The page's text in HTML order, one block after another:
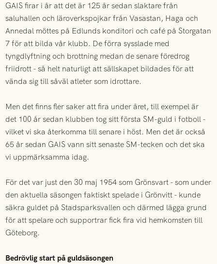
GAIS firar i år att det är 125 år sedan slaktare från
saluhallen och läroverkspojkar från Vasastan, Haga och
Annedal möttes på Edlunds konditori och café på Storgatan
7 för att bilda vår klubb. De förra sysslade med
tyngdlyftning och brottning medan de senare föredrog
friidrott - så helt naturligt att sällskapet bildades för att
vända sig till såväl atleter som idrottare.
Men det finns fler saker att fira under året, till exempel är
det 100 år sedan klubben tog sitt första SM-guld i fotboll -
vilket vi ska återkomma till senare i höst. Men det är också
65 år sedan GAIS vann sitt senaste SM-tecken och det ska
vi uppmärksamma idag.
För det var just den 30 maj 1954 som Grönsvart - som under
den aktuella säsongen faktiskt spelade i Grönvitt - kunde
säkra guldet på Stadsparksvallen och därmed lägga grund
för att spelare och supportrar fick fira vid hemkomsten till
Göteborg.
Bedrövlig start på guldsäsongen